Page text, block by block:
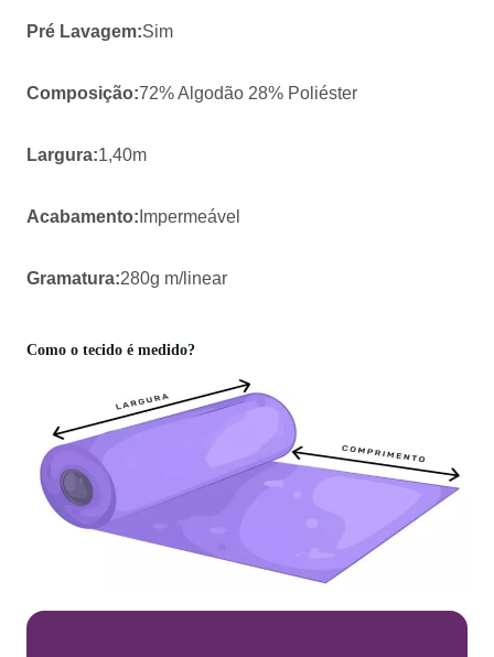
Pré Lavagem:Sim
Composição:72% Algodão 28% Poliéster
Largura:1,40m
Acabamento: Impermeável
Gramatura:280g m/linear
Como o tecido é medido?